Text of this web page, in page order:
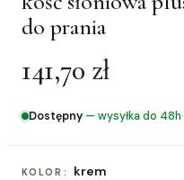
do prania
141,70 zł
Dostępny — wysyłka do 48h
KOLOR: krem